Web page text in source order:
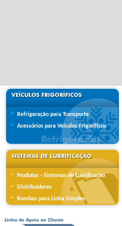
Refrigeração para Transporte
Acessórios para Veículos Frigoríficos
Produtos - Sistemas de Lubrificação
Distribuidores
Bombas para Linha Simples